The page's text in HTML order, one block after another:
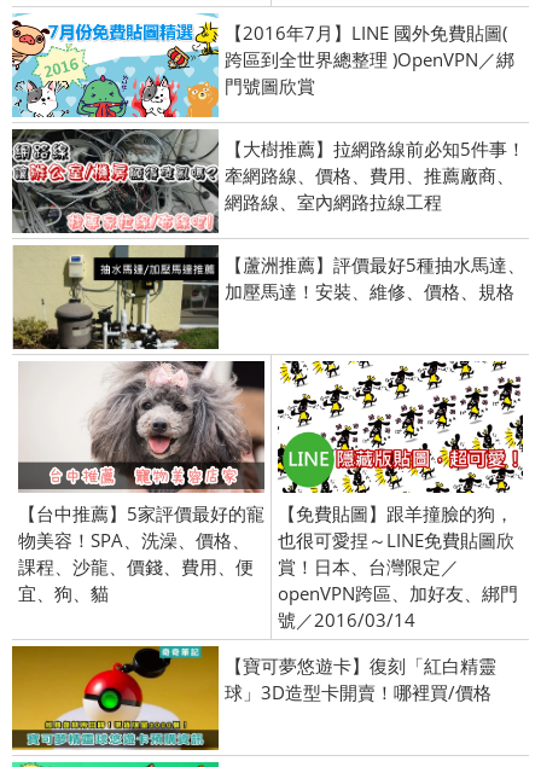
【2016年7月】LINE 國外免費貼圖(
跨區到全世界總整理 )OpenVPN／綁
門號圖欣賞
【大樹推薦】拉網路線前必知5件事！
牽網路線、價格、費用、推薦廠商、
網路線、室內網路拉線工程
【蘆洲推薦】評價最好5種抽水馬達、
加壓馬達！安裝、維修、價格、規格
【台中推薦】5家評價最好的寵
物美容！SPA、洗澡、價格、
課程、沙龍、價錢、費用、便
宜、狗、貓
【免費貼圖】跟羊撞臉的狗，
也很可愛捏～LINE免費貼圖欣
賞！日本、台灣限定／
openVPN跨區、加好友、綁門
號／2016/03/14
【寶可夢悠遊卡】復刻「紅白精靈
球」3D造型卡開賣！哪裡買/價格